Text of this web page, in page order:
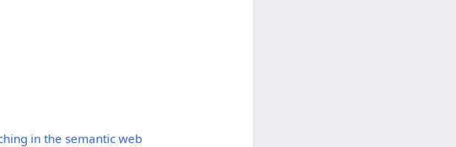
in the semantic web